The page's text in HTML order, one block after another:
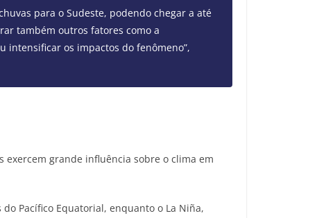
para o Sudeste, podendo chegar a até
também outros fatores como a
intensificar os impactos do fenômeno”,
exercem grande influência sobre o clima em
Pacífico Equatorial, enquanto o La Niña,